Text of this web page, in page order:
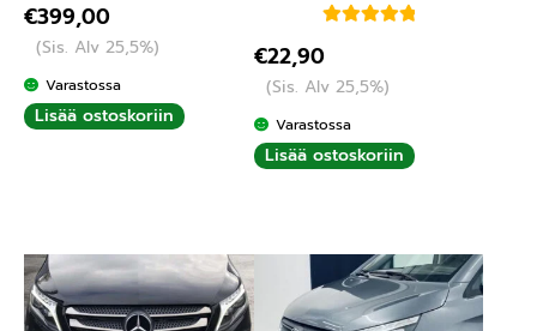
€399,00
(Sis. Alv 25,5%)
Varastossa
Lisää ostoskoriin
5.00/ 5
€22,90
(Sis. Alv 25,5%)
Varastossa
Lisää ostoskoriin